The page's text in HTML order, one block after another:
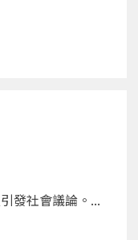
發社會議論。...